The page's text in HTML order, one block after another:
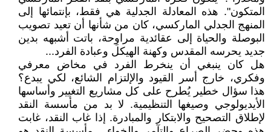
المتكون". هذه المعادلة الجدلية هي فقط، بإنتمائها إلى
المنهج الجدلي الماركسي، كان من شأنها أن تعيد تصويب
البوصلة والحياة إلى عقائدية مراوِحة، باتت أشبهه بدين
جديد يحرسه المقدس وكهنة الهيكل وعبادة الفرد...
هل كان ينبغي أن ينخرط الفرد في مخاض معرفي
وفكري، خارج أسر القيود والإلتزام الشائع، لكي يبدع؟
هذا سؤال خطير يُطرح على كل مشاريع التغيير وأساسها
الأيديولوجي وصيغها التنظيمية. لا بد من مأسسة النقد
لإطلاق التصحيح والابتكار والمبادرة. إذا غاب النقد، غابت